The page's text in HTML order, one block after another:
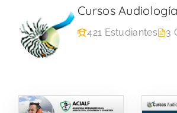
Cursos Audiología
421 Estudiantes 3